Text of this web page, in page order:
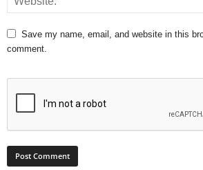
Save my name, email, and website in this
comment.